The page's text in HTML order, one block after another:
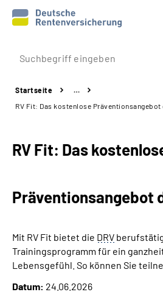
Prävention
Reha
Experten
Über uns & Presse
Online-Services
Startseite
…
RV Fit: Das kostenlose Präventionsangebot
RV Fit: Das
Präventionsangebot
Mit RV Fit bietet die DRV
Trainingsprogramm für ein
Lebensgefühl. So können Sie
Datum: 24.06.2026